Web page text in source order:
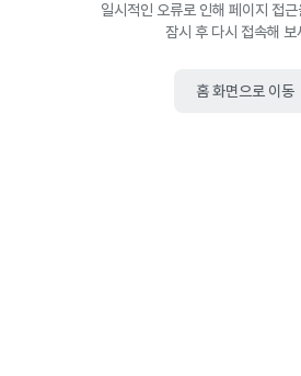
일시적인 오류로 인해 페이지 접
잠시 후 다시 접속해 보
홈 화면으로 이동